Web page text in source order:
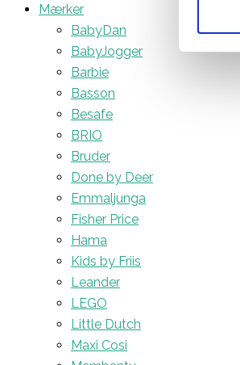
Mærker
BabyDan
BabyJogger
Barbie
Basson
Besafe
BRIO
Bruder
Done by Deer
Emmaljunga
Fisher Price
Hama
Kids by Friis
Leander
LEGO
Little Dutch
Maxi Cosi